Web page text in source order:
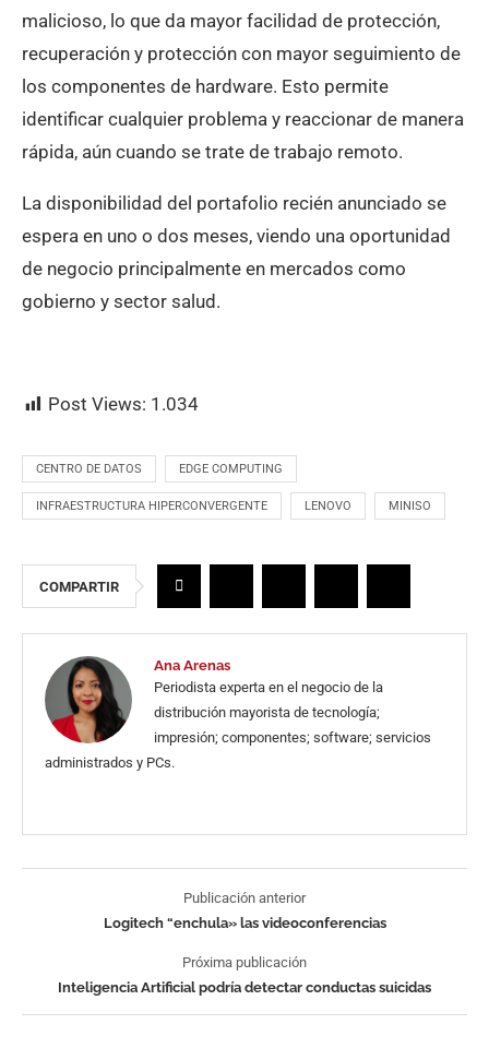
malicioso, lo que da mayor facilidad de protección,
recuperación y protección con mayor seguimiento de
los componentes de hardware. Esto permite
identificar cualquier problema y reaccionar de manera
rápida, aún cuando se trate de trabajo remoto.
La disponibilidad del portafolio recién anunciado se
espera en uno o dos meses, viendo una oportunidad
de negocio principalmente en mercados como
gobierno y sector salud.
Post Views: 1.034
CENTRO DE DATOS EDGE COMPUTING
INFRAESTRUCTURA HIPERCONVERGENTE LENOVO MINISO
COMPARTIR
Ana Arenas
Periodista experta en el negocio de la
distribución mayorista de tecnología;
impresión; componentes; software; servicios
administrados y PCs.
Publicación anterior
Logitech “enchula» las videoconferencias
Próxima publicación
Inteligencia Artificial podría detectar conductas suicidas